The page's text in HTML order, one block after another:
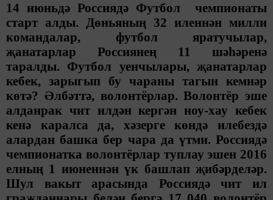
14 июньдә Россиядә Футбол чемпионаты
старт алды. Дөньяның 32 иленнән милли
командалар, футбол яратучылар,
җанатарлар Россиянең 11 шәһәренә
таралды. Футбол уенчылары, җанатарлар
кебек, зарыгып бу чараны тагын кемнәр
көтә? Әлбәттә, волонтёрлар. Волонтёр эше
алданрак чит илдән кергән ноу-хау кебек
кенә каралса да, хәзерге көндә илебездә
алардан башка бер чара да үтми. Россиядә
чемпионатка волонтёрлар туплау эшен 2016
елның 1 июненнән үк башлап җибәрделәр.
Шул вакыт арасында Россиядә чит ил